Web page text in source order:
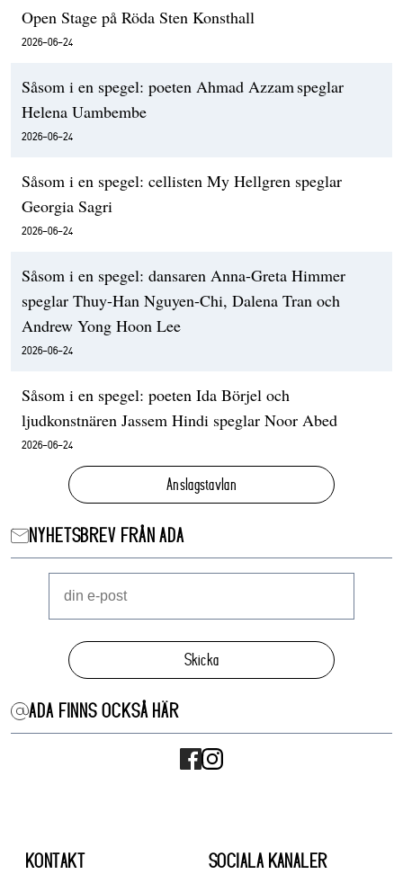
Open Stage på Röda Sten Konsthall
2026-06-24
Såsom i en spegel: poeten Ahmad Azzam speglar
Helena Uambembe
2026-06-24
Såsom i en spegel: cellisten My Hellgren speglar
Georgia Sagri
2026-06-24
Såsom i en spegel: dansaren Anna-Greta Himmer
speglar Thuy-Han Nguyen-Chi, Dalena Tran och
Andrew Yong Hoon Lee
2026-06-24
Såsom i en spegel: poeten Ida Börjel och
ljudkonstnären Jassem Hindi speglar Noor Abed
2026-06-24
Anslagstavlan
NYHETSBREV FRÅN ADA
Skicka
ADA FINNS OCKSÅ HÄR
KONTAKT SOCIALA KANALER